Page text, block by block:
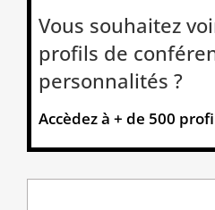
Vous souhaitez
profils de
personnalités ?
Accèdez à + de 500